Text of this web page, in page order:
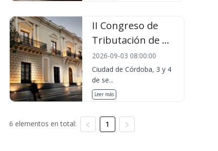
II Congreso de
Tributación de ...
2026-09-03 08:00:00
Ciudad de Córdoba, 3 y 4
de se...
Leer más
6 elementos en total: 1